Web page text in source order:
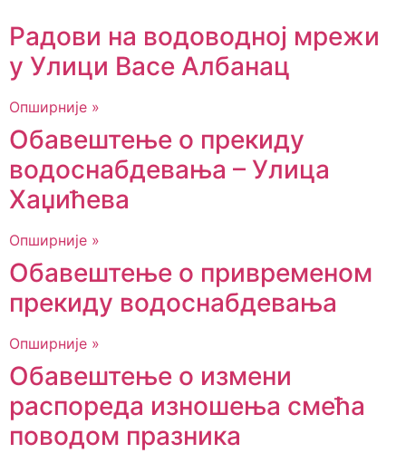
Радови на водоводној мрежи
у Улици Васе Албанац
Опширније »
Обавештење о прекиду
водоснабдевања – Улица
Хаџићева
Опширније »
Обавештење о привременом
прекиду водоснабдевања
Опширније »
Обавештење о измени
распореда изношења смећа
поводом празника